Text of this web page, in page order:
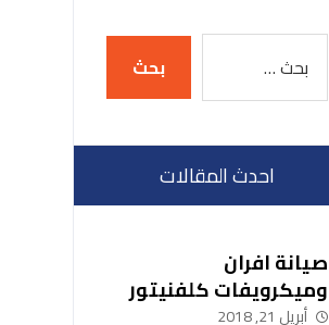
احدث المقالات
صيانة افران
وميكرويفات كلفنيتور
01007979202
أبريل 21, 2018